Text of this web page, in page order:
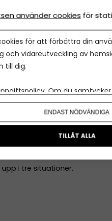
lån vara
i tre situationer.
använder cookies för
för att förbättra din
och vidareutveckling av
till dig.
. Om du
i efterhand hittar du den
ENDAST NÖDVÄNDIGA
TILLÅT ALLA